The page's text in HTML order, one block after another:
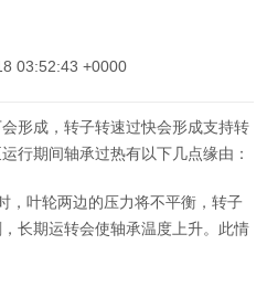
03:52:43 +0000
形成，转子转速过快会形成支持转
行期间轴承过热有以下几点缘由：
，叶轮两边的压力将不平衡，转子
长期运转会使轴承温度上升。此情